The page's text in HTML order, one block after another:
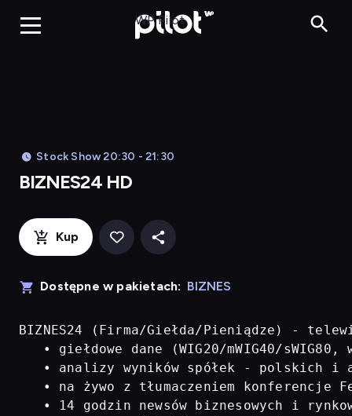
WP Pilot
Stock Show 20:30 - 21:30
BIZNES24 HD
Kup
Dostępne w pakietach: BIZNES
BIZNES24 (Firma/Giełda/Pieniądze) -
• giełdowe dane (WIG20/mWIG40/
• analizy wyników spółek - polskich i
• na żywo z tłumaczeniem konferencje
• 14 godzin newsów biznesowych i